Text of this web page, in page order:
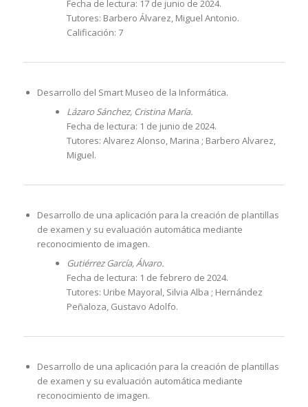
Fecha de lectura: 17 de junio de 2024.
Tutores: Barbero Álvarez, Miguel Antonio.
Calificación: 7
Desarrollo del Smart Museo de la Informática.
Lázaro Sánchez, Cristina María.
Fecha de lectura: 1 de junio de 2024.
Tutores: Alvarez Alonso, Marina ; Barbero Alvarez,
Miguel.
Desarrollo de una aplicación para la creación de plantillas
de examen y su evaluación automática mediante
reconocimiento de imagen.
Gutiérrez García, Álvaro.
Fecha de lectura: 1 de febrero de 2024.
Tutores: Uribe Mayoral, Silvia Alba ; Hernández
Peñaloza, Gustavo Adolfo.
Desarrollo de una aplicación para la creación de plantillas
de examen y su evaluación automática mediante
reconocimiento de imagen.